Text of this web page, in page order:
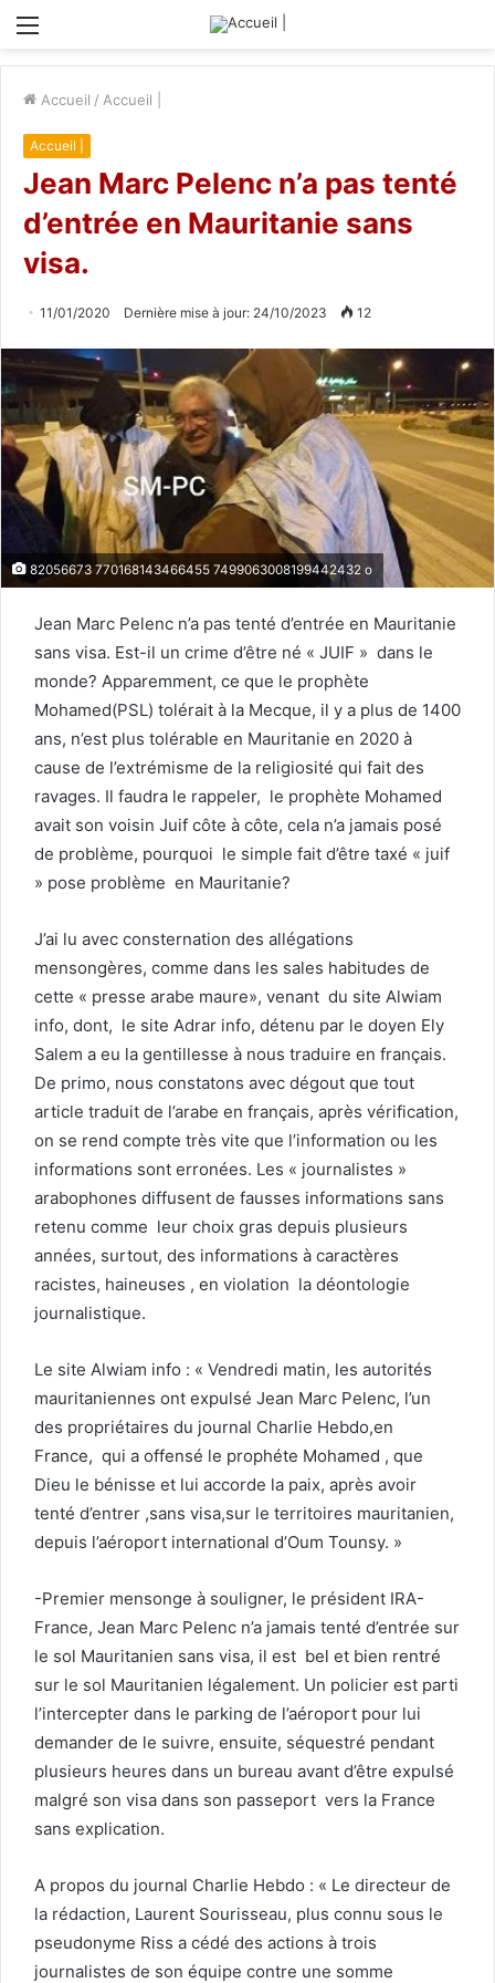
Menu
Accueil / Accueil |
Accueil |
Jean Marc Pelenc n’a pas tenté
d’entrée en Mauritanie sans
visa.
11/01/2020 Dernière mise à jour: 24/10/2023 12
82056673 770168143466455 7499063008199442432 o
Jean Marc Pelenc n’a pas tenté d’entrée en Mauritanie
sans visa. Est-il un crime d’être né « JUIF » dans le
monde? Apparemment, ce que le prophète
Mohamed(PSL) tolérait à la Mecque, il y a plus de 1400
ans, n’est plus tolérable en Mauritanie en 2020 à
cause de l’extrémisme de la religiosité qui fait des
ravages. Il faudra le rappeler, le prophète Mohamed
avait son voisin Juif côte à côte, cela n’a jamais posé
de problème, pourquoi le simple fait d’être taxé « juif
» pose problème en Mauritanie?
J’ai lu avec consternation des allégations
mensongères, comme dans les sales habitudes de
cette « presse arabe maure», venant du site Alwiam
info, dont, le site Adrar info, détenu par le doyen Ely
Salem a eu la gentillesse à nous traduire en français.
De primo, nous constatons avec dégout que tout
article traduit de l’arabe en français, après vérification,
on se rend compte très vite que l’information ou les
informations sont erronées. Les « journalistes »
arabophones diffusent de fausses informations sans
retenu comme leur choix gras depuis plusieurs
années, surtout, des informations à caractères
racistes, haineuses , en violation la déontologie
journalistique.
Le site Alwiam info : « Vendredi matin, les autorités
mauritaniennes ont expulsé Jean Marc Pelenc, l’un
des propriétaires du journal Charlie Hebdo,en
France, qui a offensé le prophéte Mohamed , que
Dieu le bénisse et lui accorde la paix, après avoir
tenté d’entrer ,sans visa,sur le territoires mauritanien,
depuis l’aéroport international d’Oum Tounsy. »
-Premier mensonge à souligner, le président IRA-
France, Jean Marc Pelenc n’a jamais tenté d’entrée sur
le sol Mauritanien sans visa, il est bel et bien rentré
sur le sol Mauritanien légalement. Un policier est parti
l’intercepter dans le parking de l’aéroport pour lui
demander de le suivre, ensuite, séquestré pendant
plusieurs heures dans un bureau avant d’être expulsé
malgré son visa dans son passeport vers la France
sans explication.
A propos du journal Charlie Hebdo : « Le directeur de
la rédaction, Laurent Sourisseau, plus connu sous le
pseudonyme Riss a cédé des actions à trois
journalistes de son équipe contre une somme